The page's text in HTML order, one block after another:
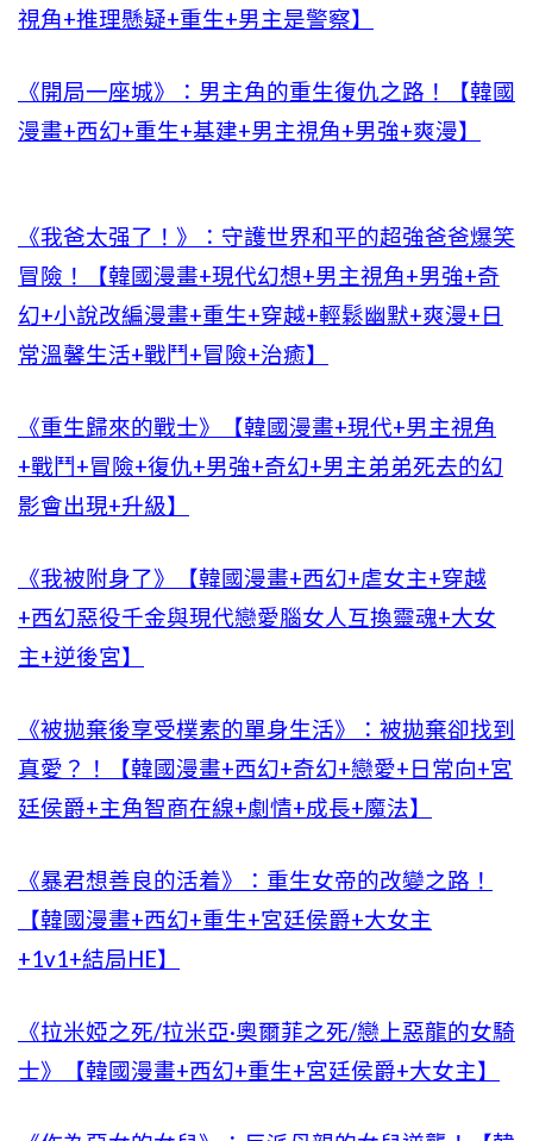
視角+推理懸疑+重生+男主是警察】
《開局一座城》：男主角的重生復仇之路！【韓國
漫畫+西幻+重生+基建+男主視角+男強+爽漫】
《我爸太强了！》：守護世界和平的超強爸爸爆笑
冒險！【韓國漫畫+現代幻想+男主視角+男強+奇
幻+小說改編漫畫+重生+穿越+輕鬆幽默+爽漫+日
常溫馨生活+戰鬥+冒險+治癒】
《重生歸來的戰士》【韓國漫畫+現代+男主視角
+戰鬥+冒險+復仇+男強+奇幻+男主弟弟死去的幻
影會出現+升級】
《我被附身了》【韓國漫畫+西幻+虐女主+穿越
+西幻惡役千金與現代戀愛腦女人互換靈魂+大女
主+逆後宮】
《被拋棄後享受樸素的單身生活》：被拋棄卻找到
真愛？！【韓國漫畫+西幻+奇幻+戀愛+日常向+宮
廷侯爵+主角智商在線+劇情+成長+魔法】
《暴君想善良的活着》：重生女帝的改變之路！
【韓國漫畫+西幻+重生+宮廷侯爵+大女主
+1v1+結局HE】
《拉米婭之死/拉米亞·奧爾菲之死/戀上惡龍的女騎
士》【韓國漫畫+西幻+重生+宮廷侯爵+大女主】